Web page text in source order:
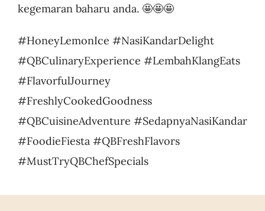
kegemaran baharu anda. 🤩🤩🤩
#HoneyLemonIce #NasiKandarDelight
#QBCulinaryExperience #LembahKlangEats
#FlavorfulJourney
#FreshlyCookedGoodness
#QBCuisineAdventure #SedapnyaNasiKandar
#FoodieFiesta #QBFreshFlavors
#MustTryQBChefSpecials